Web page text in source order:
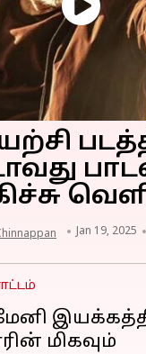
Jan 19, 2025
மிகவும்